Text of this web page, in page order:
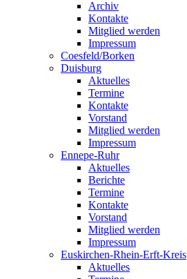
Archiv
Kontakte
Mitglied werden
Impressum
Coesfeld/Borken
Duisburg
Aktuelles
Termine
Kontakte
Vorstand
Mitglied werden
Impressum
Ennepe-Ruhr
Aktuelles
Berichte
Termine
Kontakte
Vorstand
Mitglied werden
Impressum
Euskirchen-Rhein-Erft-Kreis
Aktuelles